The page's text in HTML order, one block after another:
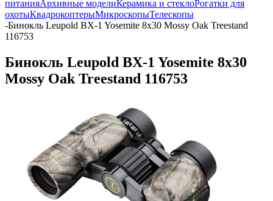
питанияАрхивные моделиКерамика и стеклоРогатки для
охотыКвадрокоптерыМикроскопыТелескопы
-Бинокль Leupold BX-1 Yosemite 8x30 Mossy Oak Treestand
116753
Бинокль Leupold BX-1 Yosemite 8x30
Mossy Oak Treestand 116753